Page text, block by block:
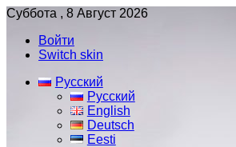
Суббота , 8 Август 2026
Войти
Switch skin
Русский
Русский
English
Deutsch
Eesti